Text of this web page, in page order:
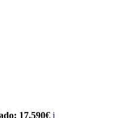
17.590€ i